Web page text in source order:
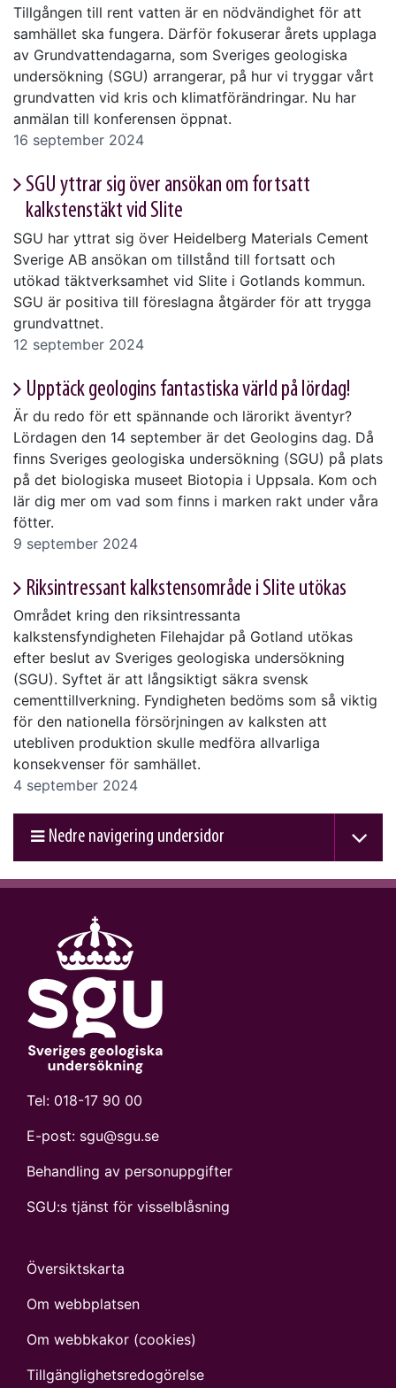
Tillgången till rent vatten är en nödvändighet för att
samhället ska fungera. Därför fokuserar årets upplaga
av Grundvattendagarna, som Sveriges geologiska
undersökning (SGU) arrangerar, på hur vi tryggar vårt
grundvatten vid kris och klimatförändringar. Nu har
anmälan till konferensen öppnat.
16 september 2024
SGU yttrar sig över ansökan om fortsatt
kalkstenstäkt vid Slite
SGU har yttrat sig över Heidelberg Materials Cement
Sverige AB ansökan om tillstånd till fortsatt och
utökad täktverksamhet vid Slite i Gotlands kommun.
SGU är positiva till föreslagna åtgärder för att trygga
grundvattnet.
12 september 2024
Upptäck geologins fantastiska värld på lördag!
Är du redo för ett spännande och lärorikt äventyr?
Lördagen den 14 september är det Geologins dag. Då
finns Sveriges geologiska undersökning (SGU) på plats
på det biologiska museet Biotopia i Uppsala. Kom och
lär dig mer om vad som finns i marken rakt under våra
fötter.
9 september 2024
Riksintressant kalkstensområde i Slite utökas
Området kring den riksintressanta
kalkstensfyndigheten Filehajdar på Gotland utökas
efter beslut av Sveriges geologiska undersökning
(SGU). Syftet är att långsiktigt säkra svensk
cementtillverkning. Fyndigheten bedöms som så viktig
för den nationella försörjningen av kalksten att
utebliven produktion skulle medföra allvarliga
konsekvenser för samhället.
4 september 2024
Nedre navigering undersidor
Tel: 018-17 90 00
E-post: sgu@sgu.se
Behandling av personuppgifter
SGU:s tjänst för visselblåsning
Översiktskarta
Om webbplatsen
Om webbkakor (cookies)
Tillgänglighets­redogörelse